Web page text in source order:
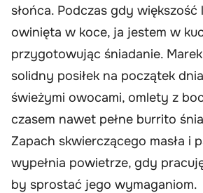
słońca. Podczas gdy
owinięta w koce, ja jestem w
przygotowując śniadanie.
solidny posiłek na początek
świeżymi owocami, omlety z
czasem nawet pełne burrito
Zapach skwierczącego masła i
wypełnia powietrze, gdy
by sprostać jego wymaganiom.